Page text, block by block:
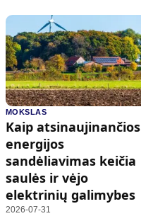
MOKSLAS
Kaip atsinaujinančios
energijos
sandėliavimas keičia
saulės ir vėjo
elektrinių galimybes
2026-07-31